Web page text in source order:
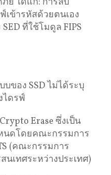
เข้ารหัสด้วยตนเอง
SED ที่ใช้โมดูล FIPS
บของ SSD ไม่ได้ระบุ
ไดรฟ์
Erase ซึ่งเป็น
ดโดยคณะกรรมการ
(คณะกรรมการ
นเทศระหว่างประเทศ)